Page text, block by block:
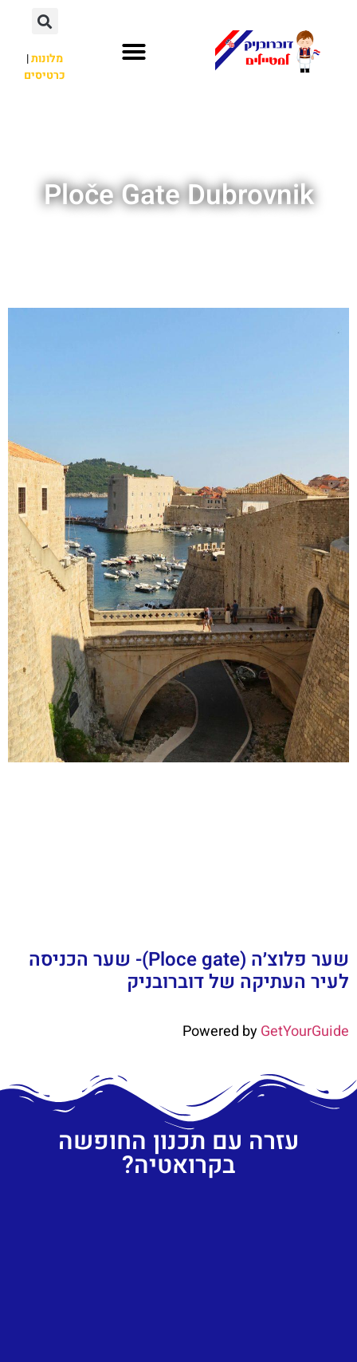
מלונות|
כרטיסים
Ploče Gate Dubrovnik
שער פלוצ׳ה (Ploce gate)- שער הכניסה
לעיר העתיקה של דוברובניק
Powered byGetYourGuide
עזרה עם תכנון החופשה
בקרואטיה?